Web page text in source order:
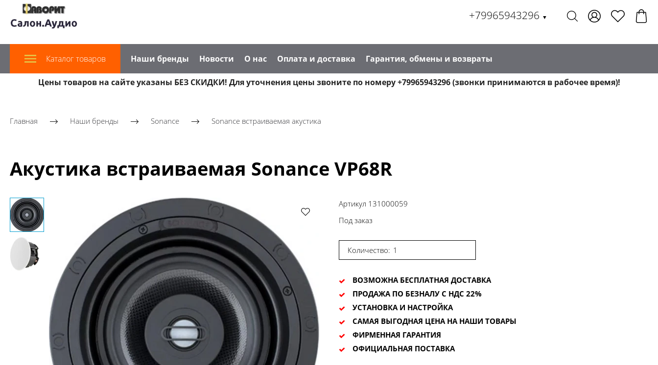
+79965943296 ▼
Каталог товаров Наши бренды Новости О нас Оплата и доставка Гарантия, обмены и возвраты
Цены товаров на сайте указаны БЕЗ СКИДКИ! Для уточнения цены звоните по номеру +79965943296 (звонки принимаются в рабочее время)!
Главная Наши бренды Sonance Sonance встраиваемая акустика
Акустика встраиваемая Sonance VP68R
Артикул 131000059
Под заказ
Количество:
ВОЗМОЖНА БЕСПЛАТНАЯ ДОСТАВКА
ПРОДАЖА ПО БЕЗНАЛУ С НДС 22%
УСТАНОВКА И НАСТРОЙКА
САМАЯ ВЫГОДНАЯ ЦЕНА НА НАШИ ТОВАРЫ
ФИРМЕННАЯ ГАРАНТИЯ
ОФИЦИАЛЬНАЯ ПОСТАВКА